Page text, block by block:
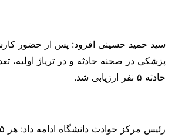
سید حمید حسینی افزود: پس از حضور
پزشکی در صحنه حادثه و در تریاژ اولیه،
حادثه ۵ نفر ارزیابی شد.